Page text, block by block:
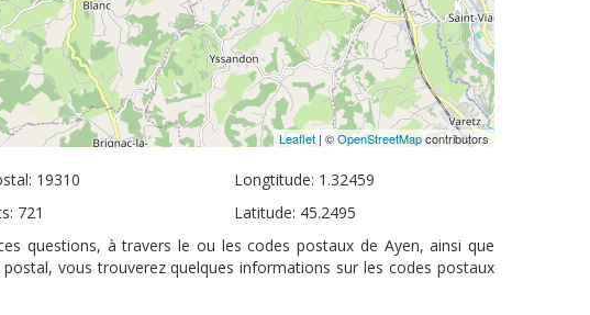
Leaflet | ©OpenStreetMapcontributors
19310
721
Longtitude: 1.32459
Latitude: 45.2495
questions, à travers le ou les codes postaux de Ayen, ainsi que
postal, vous trouverez quelques informations sur les codes postaux